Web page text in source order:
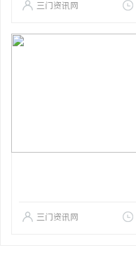
三门资讯网
三门资讯网